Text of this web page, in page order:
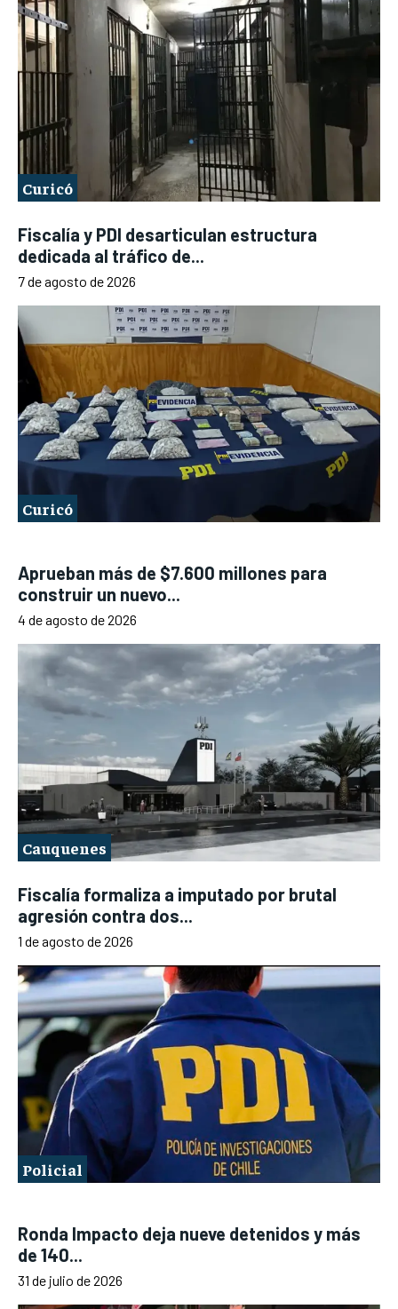
Curicó
Fiscalía y PDI desarticulan estructura
dedicada al tráfico de...
7 de agosto de 2026
Curicó
Aprueban más de $7.600 millones para
construir un nuevo...
4 de agosto de 2026
Cauquenes
Fiscalía formaliza a imputado por brutal
agresión contra dos...
1 de agosto de 2026
Policial
Ronda Impacto deja nueve detenidos y más
de 140...
31 de julio de 2026